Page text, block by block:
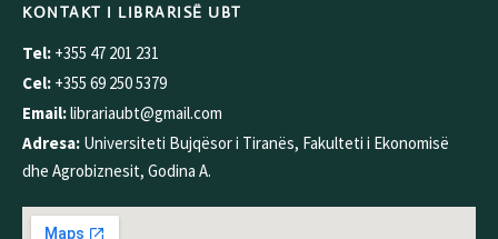
KONTAKT I LIBRARISË UBT
Tel: +355 47 201 231
Cel: +355 69 250 5379
Email:librariaubt@gmail.com
Adresa: Universiteti Bujqësor i Tiranës, Fakulteti i Ekonomisë
dhe Agrobiznesit, Godina A.